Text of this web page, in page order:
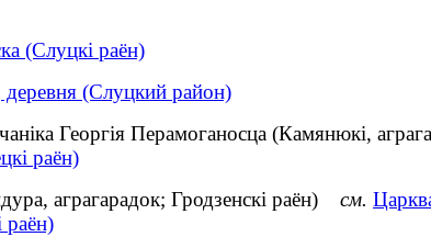
(Слуцкі раён)
(Слуцкий район)
Георгія Перамоганосца (Камянюкі,
раён)
аграгарадок; Гродзенскі раён) см.
раён)